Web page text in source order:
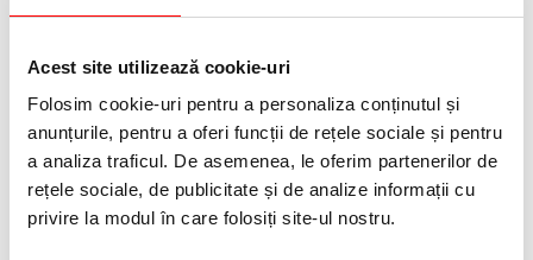
Acest site utilizează cookie-uri
Folosim cookie-uri pentru a personaliza conținutul și
anunțurile, pentru a oferi funcții de rețele sociale și pentru
a analiza traficul. De asemenea, le oferim partenerilor de
rețele sociale, de publicitate și de analize informații cu
privire la modul în care folosiți site-ul nostru.
Prindere:spira dublă plastifiată
personalizare
Un calendarplin de culoare și farmec, perfect pentru iubitorii de
animale.
Designul cu două luni pe fiecare coală oferă o planificare
eficientă,
iar opțiunea de personalizare îl transformă într-un cadou
promoțional deosebit sau într-un accesoriu decorativ ideal.